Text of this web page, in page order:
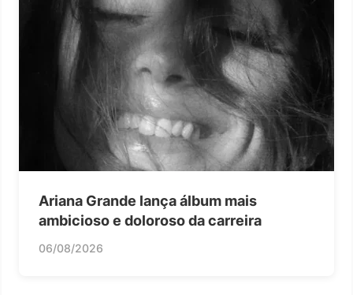
Ariana Grande lança álbum mais
ambicioso e doloroso da carreira
06/08/2026